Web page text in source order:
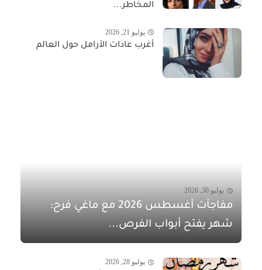
المخاطر...
يوليو 21, 2026
أغرب عادات الأرامل حول العالم
يوليو 30, 2026
مفاجآت أغسطس 2026 مع ماغي فرح:
شهر يفتح أبواب الفرص...
يوليو 28, 2026